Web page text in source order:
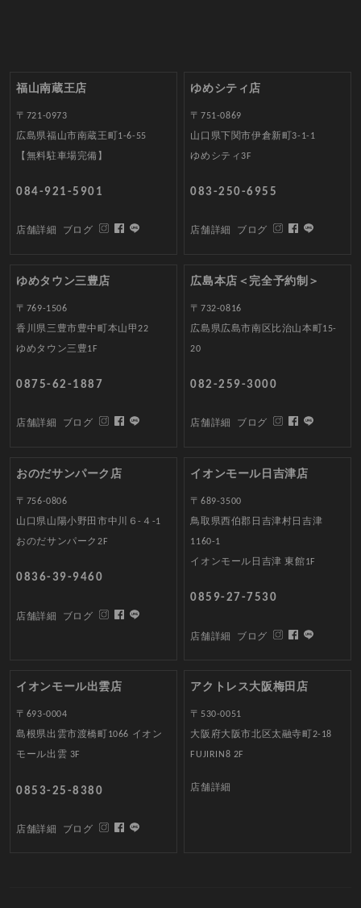
福山南蔵王店
〒721-0973
広島県福山市南蔵王町1-6-55
【無料駐車場完備】
084-921-5901
店舗詳細 ブログ
ゆめシティ店
〒751-0869
山口県下関市伊倉新町3-1-1
ゆめシティ3F
083-250-6955
店舗詳細 ブログ
ゆめタウン三豊店
〒769-1506
香川県三豊市豊中町本山甲22
ゆめタウン三豊1F
0875-62-1887
店舗詳細 ブログ
広島本店＜完全予約制＞
〒732-0816
広島県広島市南区比治山本町15-
20
082-259-3000
店舗詳細 ブログ
おのだサンパーク店
〒756-0806
山口県山陽小野田市中川６-４-1
おのだサンパーク2F
0836-39-9460
店舗詳細 ブログ
イオンモール日吉津店
〒689-3500
鳥取県西伯郡日吉津村日吉津
1160-1
イオンモール日吉津 東館1F
0859-27-7530
店舗詳細 ブログ
イオンモール出雲店
〒693-0004
島根県出雲市渡橋町1066 イオン
モール出雲 3F
0853-25-8380
店舗詳細 ブログ
アクトレス大阪梅田店
〒530-0051
大阪府大阪市北区太融寺町2-18
FUJIRIN8 2F
店舗詳細